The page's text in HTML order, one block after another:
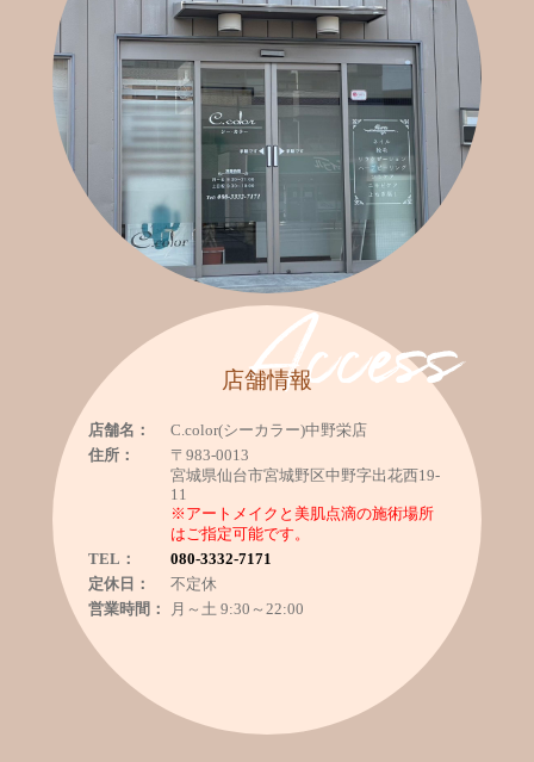
Access
店舗情報
店舗名：
C.color(シーカラー)中野栄店
住所：
〒983-0013
宮城県仙台市宮城野区中野字出花西19-
11
※アートメイクと美肌点滴の施術場所
はご指定可能です。
TEL：
080-3332-7171
定休日：
不定休
営業時間：
月～土 9:30～22:00